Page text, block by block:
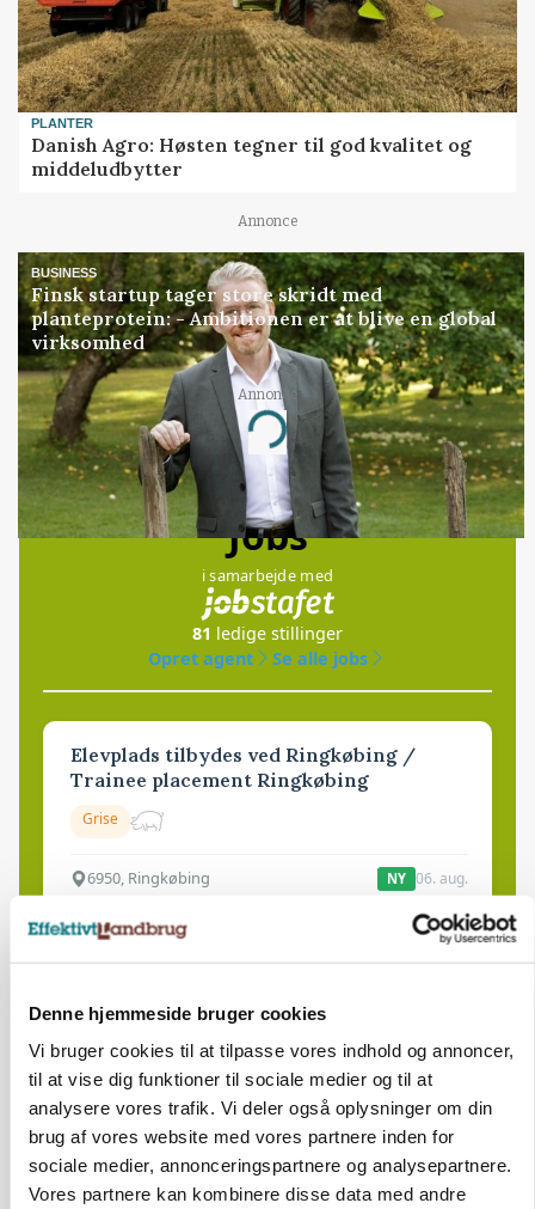
Denne hjemmeside bruger cookies
Vi bruger cookies til at tilpasse vores indhold og annoncer,
til at vise dig funktioner til sociale medier og til at
analysere vores trafik. Vi deler også oplysninger om din
brug af vores website med vores partnere inden for
sociale medier, annonceringspartnere og analysepartnere.
Vores partnere kan kombinere disse data med andre
PLANTER
Danish Agro: Høsten tegner til god kvalitet og
middeludbytter
Annonce
BUSINESS
Finsk startup tager store skridt med
planteprotein: - Ambitionen er at blive en global
virksomhed
Annonce
Loading...
Jobs
i samarbejde med
81 ledige stillinger
Opret agent
Se alle jobs
Elevplads tilbydes ved Ringkøbing /
Trainee placement Ringkøbing
Grise
6950, Ringkøbing NY 06. aug.
Rørlægger / håndmand søges til
Anlæg
4690, Haslev NY 06. aug.
Lastbilchauffør søges til Henrik Haves
Maskinstation